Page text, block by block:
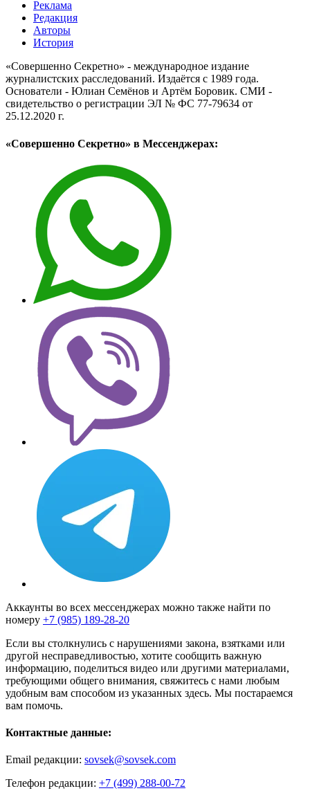
Реклама
Редакция
Авторы
История
«Совершенно Секретно» - международное издание
журналистских расследований. Издаётся с 1989 года.
Основатели - Юлиан Семёнов и Артём Боровик. CМИ -
свидетельство о регистрации ЭЛ № ФС 77-79634 от
25.12.2020 г.
«Совершенно Секретно» в Мессенджерах:
Аккаунты во всех мессенджерах можно также найти по
номеру +7 (985) 189-28-20
Если вы столкнулись с нарушениями закона, взятками или
другой несправедливостью, хотите сообщить важную
информацию, поделиться видео или другими материалами,
требующими общего внимания, свяжитесь с нами любым
удобным вам способом из указанных здесь. Мы постараемся
вам помочь.
Контактные данные:
Email редакции: sovsek@sovsek.com
Телефон редакции: +7 (499) 288-00-72